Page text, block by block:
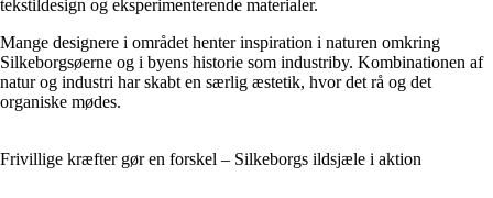
tekstildesign og eksperimenterende materialer.
Mange designere i området henter inspiration i naturen omkring
Silkeborgsøerne og i byens historie som industriby. Kombinationen af
natur og industri har skabt en særlig æstetik, hvor det rå og det
organiske mødes.
Frivillige kræfter gør en forskel – Silkeborgs ildsjæle i aktion